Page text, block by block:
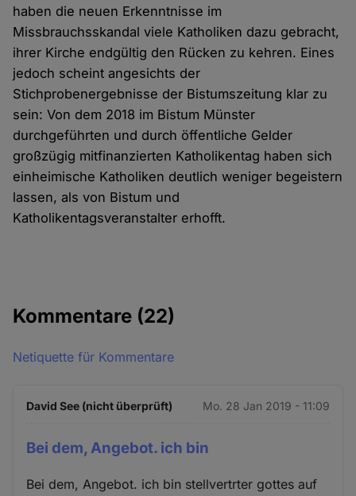
haben die neuen Erkenntnisse im
Missbrauchsskandal viele Katholiken dazu gebracht,
ihrer Kirche endgültig den Rücken zu kehren. Eines
jedoch scheint angesichts der
Stichprobenergebnisse der Bistumszeitung klar zu
sein: Von dem 2018 im Bistum Münster
durchgeführten und durch öffentliche Gelder
großzügig mitfinanzierten Katholikentag haben sich
einheimische Katholiken deutlich weniger begeistern
lassen, als von Bistum und
Katholikentagsveranstalter erhofft.
Kommentare (22)
Netiquette für Kommentare
David See (nicht überprüft) Mo. 28 Jan 2019 - 11:09
Bei dem, Angebot. ich bin
Bei dem, Angebot. ich bin stellvertrter gottes auf